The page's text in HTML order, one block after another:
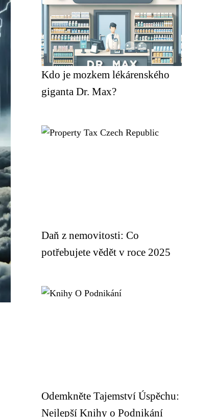
Kdo je mozkem lékárenského
giganta Dr. Max?
Daň z nemovitosti: Co
potřebujete vědět v roce 2025
Odemkněte Tajemství Úspěchu:
Nejlepší Knihy o Podnikání